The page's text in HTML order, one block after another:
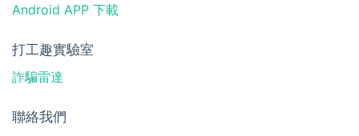
Android APP 下載
打工趣實驗室
詐騙雷達
聯絡我們